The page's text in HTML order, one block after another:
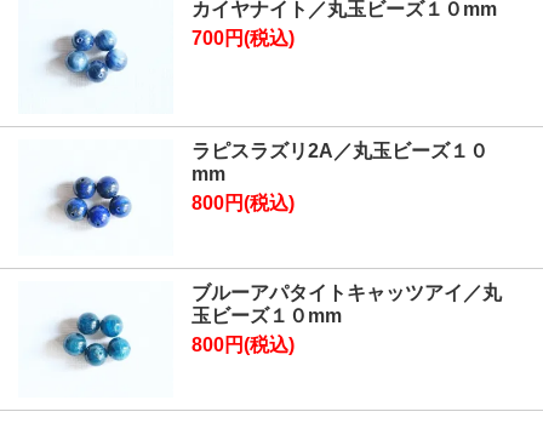
カイヤナイト／丸玉ビーズ１０mm
700円(税込)
ラピスラズリ2A／丸玉ビーズ１０
mm
800円(税込)
ブルーアパタイトキャッツアイ／丸
玉ビーズ１０mm
800円(税込)